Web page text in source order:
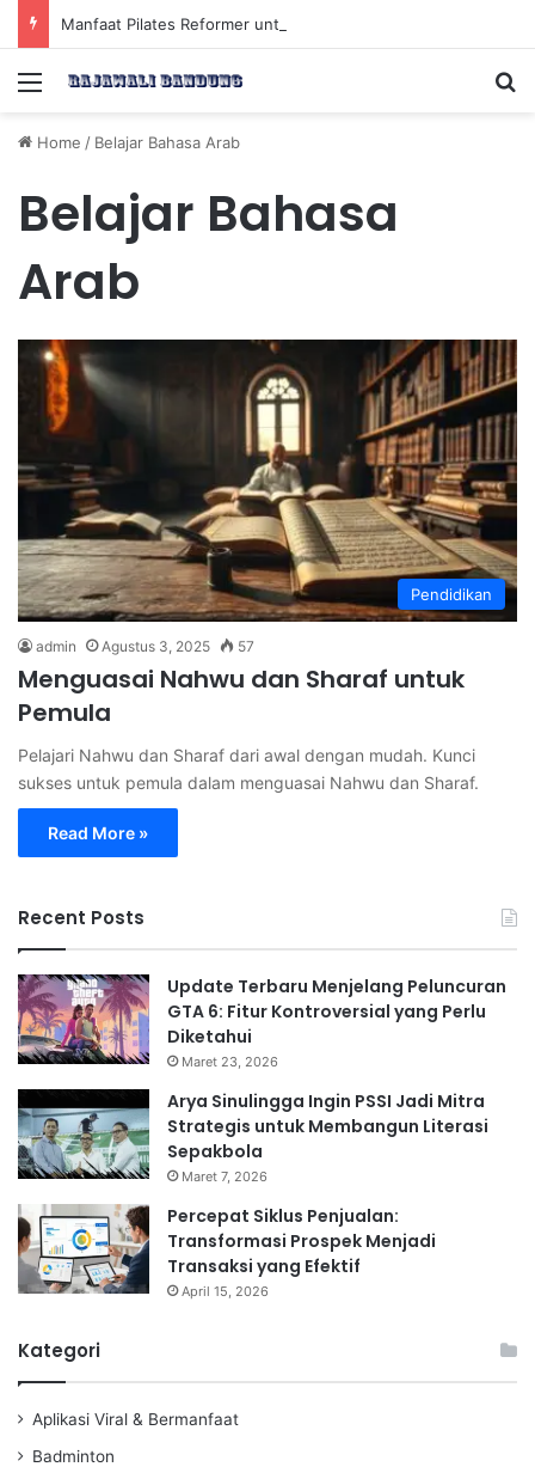
Menu
Home / Belajar Bahasa Arab
Belajar Bahasa
Arab
Pendidikan
admin Agustus 3, 2025 57
Menguasai Nahwu dan Sharaf untuk
Pemula
Pelajari Nahwu dan Sharaf dari awal dengan mudah. Kunci
sukses untuk pemula dalam menguasai Nahwu dan Sharaf.
Read More »
Recent Posts
Update Terbaru Menjelang Peluncuran
GTA 6: Fitur Kontroversial yang Perlu
Diketahui
Maret 23, 2026
Arya Sinulingga Ingin PSSI Jadi Mitra
Strategis untuk Membangun Literasi
Sepakbola
Maret 7, 2026
Percepat Siklus Penjualan:
Transformasi Prospek Menjadi
Transaksi yang Efektif
April 15, 2026
Kategori
Aplikasi Viral & Bermanfaat
Badminton